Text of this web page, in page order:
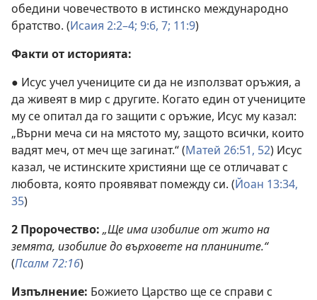
обедини човечеството в истинско международно
братство. (Исаия 2:2–4; 9:6, 7; 11:9)
Факти от историята:
● Исус учел учениците си да не използват оръжия, а
да живеят в мир с другите. Когато един от учениците
му се опитал да го защити с оръжие, Исус му казал:
„Върни меча си на мястото му, защото всички, които
вадят меч, от меч ще загинат.“ (Матей 26:51, 52) Исус
казал, че истинските християни ще се отличават с
любовта, която проявяват помежду си. (Йоан 13:34,
35)
2 Пророчество: „Ще има изобилие от жито на
земята, изобилие до върховете на планините.“
(Псалм 72:16)
Изпълнение: Божието Царство ще се справи с